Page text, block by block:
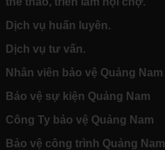
Dịch vụ huấn luyên.
Dịch vụ tư vấn.
Nhân viên bảo vệ Quảng Nam
Bảo vệ sự kiện Quảng Nam
Công Ty bảo vệ Quảng Nam
Bảo vệ công trình Quảng Nam